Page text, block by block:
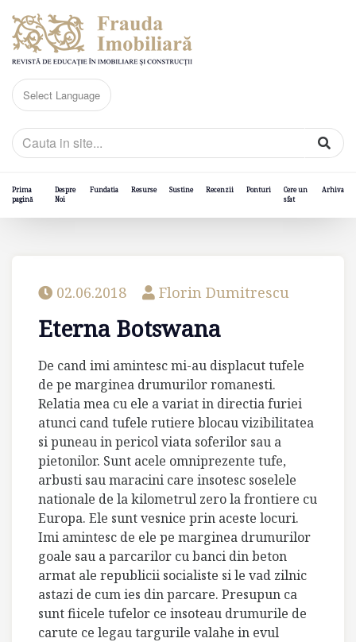
Prima
pagină
Despre
Noi
Fundatia Resurse Sustine Recenzii Ponturi
Cere un
sfat
Arhiva
02.06.2018 Florin Dumitrescu
Eterna Botswana
De cand imi amintesc mi-au displacut tufele
de pe marginea drumurilor romanesti.
Relatia mea cu ele a variat in directia furiei
atunci cand tufele rutiere blocau vizibilitatea
si puneau in pericol viata soferilor sau a
pietonilor. Sunt acele omniprezente tufe,
arbusti sau maracini care insotesc soselele
nationale de la kilometrul zero la frontiere cu
Europa. Ele sunt vesnice prin aceste locuri.
Imi amintesc de ele pe marginea drumurilor
goale sau a parcarilor cu banci din beton
armat ale republicii socialiste si le vad zilnic
astazi de cum ies din parcare. Presupun ca
sunt fiicele tufelor ce insoteau drumurile de
carute ce legau targurile valahe in evul